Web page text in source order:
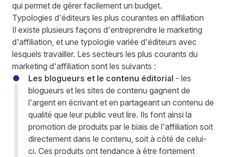
qui permet de gérer facilement un budget.
Typologies d'éditeurs les plus courantes en affiliation
Il existe plusieurs façons d'entreprendre le marketing
d'affiliation, et une typologie variée d'éditeurs avec
lesquels travailler. Les secteurs les plus courants du
marketing d'affiliation sont les suivants :
Les blogueurs et le contenu éditorial - les
blogueurs et les sites de contenu gagnent de
l'argent en écrivant et en partageant un contenu de
qualité que leur public veut lire. Ils font ainsi la
promotion de produits par le biais de l'affiliation soit
directement dans le contenu, soit à côté de celui-
ci. Ces produits ont tendance à être fortement